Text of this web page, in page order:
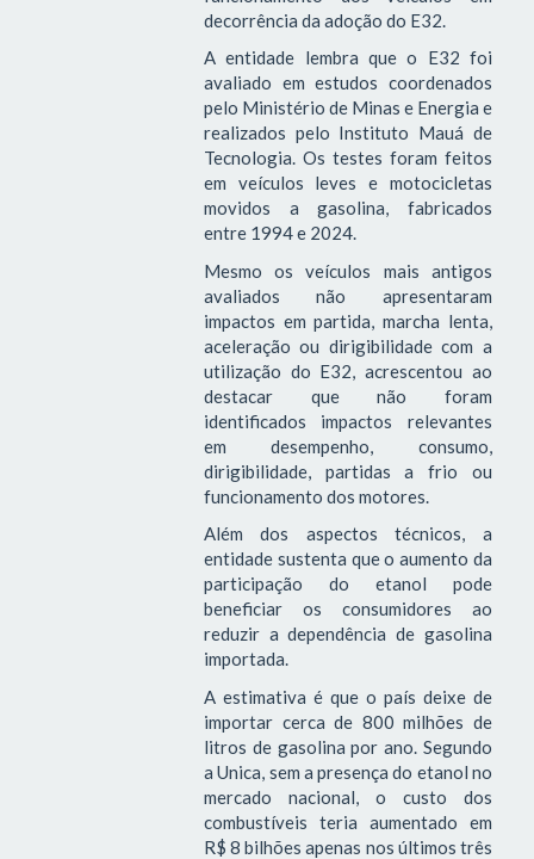
decorrência da adoção do E32.
A entidade lembra que o E32 foi
avaliado em estudos coordenados
pelo Ministério de Minas e Energia e
realizados pelo Instituto Mauá de
Tecnologia. Os testes foram feitos
em veículos leves e motocicletas
movidos a gasolina, fabricados
entre 1994 e 2024.
Mesmo os veículos mais antigos
avaliados não apresentaram
impactos em partida, marcha lenta,
aceleração ou dirigibilidade com a
utilização do E32, acrescentou ao
destacar que não foram
identificados impactos relevantes
em desempenho, consumo,
dirigibilidade, partidas a frio ou
funcionamento dos motores.
Além dos aspectos técnicos, a
entidade sustenta que o aumento da
participação do etanol pode
beneficiar os consumidores ao
reduzir a dependência de gasolina
importada.
A estimativa é que o país deixe de
importar cerca de 800 milhões de
litros de gasolina por ano. Segundo
a Unica, sem a presença do etanol no
mercado nacional, o custo dos
combustíveis teria aumentado em
R$ 8 bilhões apenas nos últimos três